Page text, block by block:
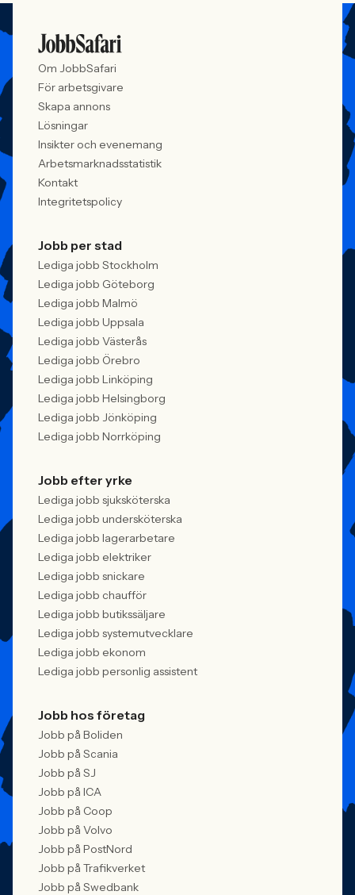
Om JobbSafari
För arbetsgivare
Skapa annons
Lösningar
Insikter och evenemang
Arbetsmarknadsstatistik
Kontakt
Integritetspolicy
Jobb per stad
Lediga jobb Stockholm
Lediga jobb Göteborg
Lediga jobb Malmö
Lediga jobb Uppsala
Lediga jobb Västerås
Lediga jobb Örebro
Lediga jobb Linköping
Lediga jobb Helsingborg
Lediga jobb Jönköping
Lediga jobb Norrköping
Jobb efter yrke
Lediga jobb sjuksköterska
Lediga jobb undersköterska
Lediga jobb lagerarbetare
Lediga jobb elektriker
Lediga jobb snickare
Lediga jobb chaufför
Lediga jobb butikssäljare
Lediga jobb systemutvecklare
Lediga jobb ekonom
Lediga jobb personlig assistent
Jobb hos företag
Jobb på Boliden
Jobb på Scania
Jobb på SJ
Jobb på ICA
Jobb på Coop
Jobb på Volvo
Jobb på PostNord
Jobb på Trafikverket
Jobb på Swedbank